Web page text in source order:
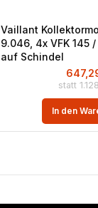
Vaillant
9.046, 4x VFK 145
auf Schindel
In den